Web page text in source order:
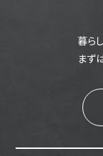
暮ら
まず